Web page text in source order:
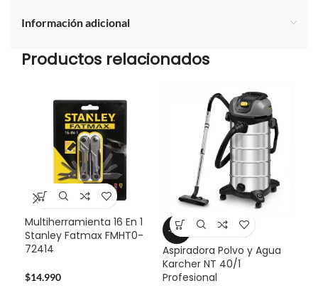
Información adicional
Productos relacionados
Multiherramienta 16 En 1
Stanley Fatmax FMHT0-
72414
$14.990
-22%
Aspiradora Polvo y Agua
Karcher NT 40/1
Profesional